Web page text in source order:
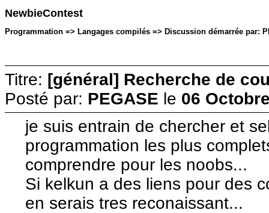
NewbieContest
Programmation => Langages compilés => Discussion démarrée par:
Titre: [général] Recherche de
Posté par: PEGASE le 06
je suis entrain de chercher et
programmation les plus
comprendre pour les noobs...
Si kelkun a des liens pour des
en serais tres reconaissant...